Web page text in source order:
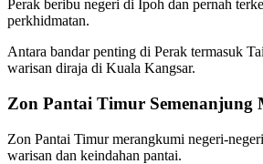
Perak beribu negeri di Ipoh dan pernah
perkhidmatan.
Antara bandar penting di Perak termasuk
warisan diraja di Kuala Kangsar.
Zon Pantai Timur Semenanjung
Zon Pantai Timur merangkumi negeri-
warisan dan keindahan pantai.